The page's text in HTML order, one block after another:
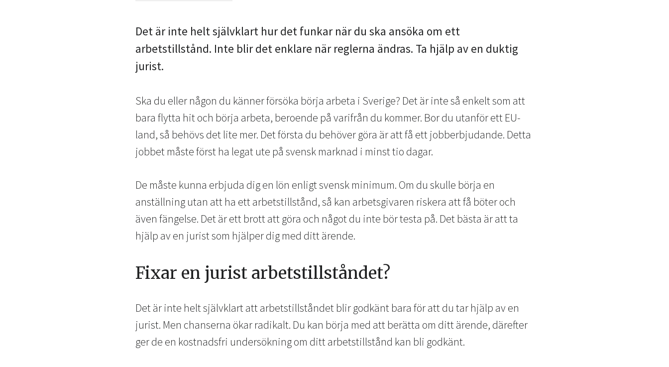
Det är inte helt självklart hur det funkar när du ska ansöka om ett
arbetstillstånd. Inte blir det enklare när reglerna ändras. Ta hjälp av en duktig
jurist.
Ska du eller någon du känner försöka börja arbeta i Sverige? Det är inte så enkelt som att
bara flytta hit och börja arbeta, beroende på varifrån du kommer. Bor du utanför ett EU-
land, så behövs det lite mer. Det första du behöver göra är att få ett jobberbjudande. Detta
jobbet måste först ha legat ute på svensk marknad i minst tio dagar.
De måste kunna erbjuda dig en lön enligt svensk minimum. Om du skulle börja en
anställning utan att ha ett arbetstillstånd, så kan arbetsgivaren riskera att få böter och
även fängelse. Det är ett brott att göra och något du inte bör testa på. Det bästa är att ta
hjälp av en jurist som hjälper dig med ditt ärende.
Fixar en jurist arbetstillståndet?
Det är inte helt självklart att arbetstillståndet blir godkänt bara för att du tar hjälp av en
jurist. Men chanserna ökar radikalt. Du kan börja med att berätta om ditt ärende, därefter
ger de en kostnadsfri undersökning om ditt arbetstillstånd kan bli godkänt.